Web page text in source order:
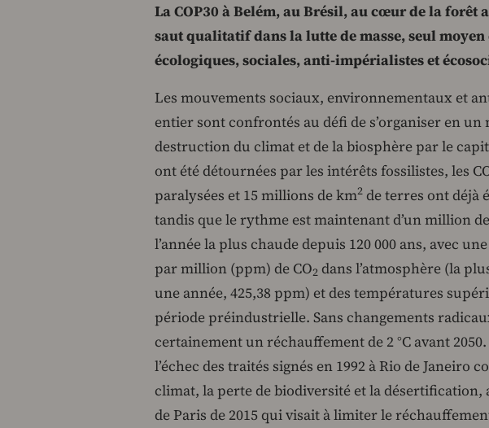
La COP30 à Belém, au Brésil, au cœur de la
saut qualitatif dans la lutte de masse, seul
écologiques, sociales, anti-impérialistes et
Les mouvements sociaux, environnementaux et
entier sont confrontés au défi de s’organiser en
destruction du climat et de la biosphère par le
ont été détournées par les intérêts fossilistes, les
paralysées et 15 millions de km2 de terres ont déjà
tandis que le rythme est maintenant d’un million
l’année la plus chaude depuis 120 000 ans, avec
par million (ppm) de CO2 dans l’atmosphère (la
une année, 425,38 ppm) et des températures
période préindustrielle. Sans changements
certainement un réchauffement de 2 °C avant
l’échec des traités signés en 1992 à Rio de Janeiro
climat, la perte de biodiversité et la désertification,
de Paris de 2015 qui visait à limiter le